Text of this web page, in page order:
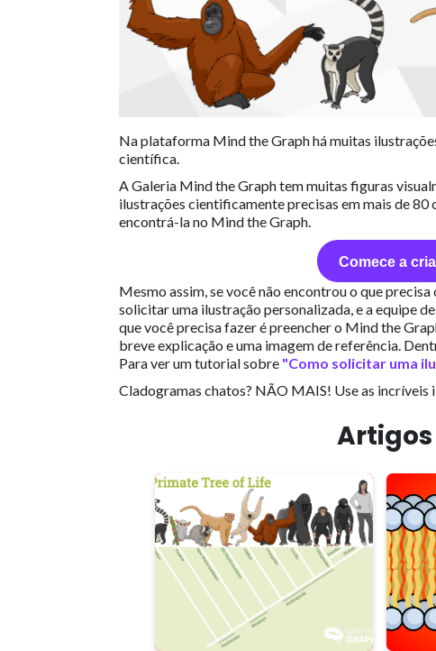
Na plataforma Mind the Graph há muitas
científica.
A Galeria Mind the Graph tem muitas figuras
ilustrações cientificamente precisas em mais de 80
encontrá-la no Mind the Graph.
Comece a
Mesmo assim, se você não encontrou o que
solicitar uma ilustração personalizada, e a equipe
que você precisa fazer é preencher o Mind the
breve explicação e uma imagem de referência.
Para ver um tutorial sobre "Como solicitar uma
Cladogramas chatos? NÃO MAIS! Use as incríveis